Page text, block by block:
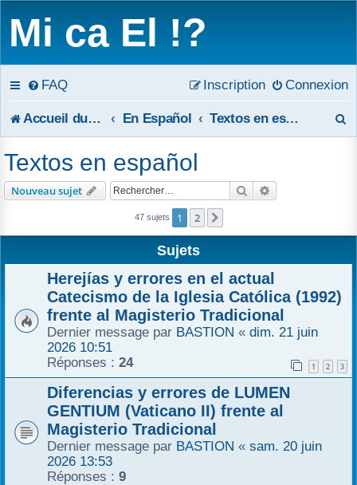
Mi ca El !?
FAQ Connexion
Inscription
Accueil du forum En Español Textos en español
e
r
r
Textos en español
Nouveau sujet Rechercher
47 sujets 1 2
Sujets
Herejías y errores en el actual
Catecismo de la Iglesia Católica (1992)
frente al Magisterio Tradicional
Dernier message par BASTION « dim. 21 juin
2026 10:51
Réponses : 24 1 2 3
Diferencias y errores de LUMEN
GENTIUM (Vaticano II) frente al
Magisterio Tradicional
Dernier message par BASTION « sam. 20 juin
2026 13:53
Réponses : 9